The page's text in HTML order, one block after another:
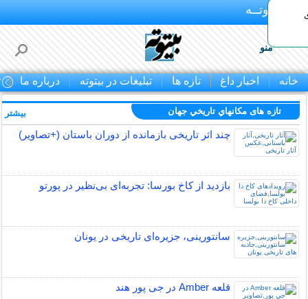
بـیتوتــه
منو
خانه اخبار داغ تازه ها تبلیغات در بیتوته درباره ما
تازه های مكانهاي تاريخي جهان
چند اثر تاریخی بازمانده از دوران باستان (+تصاویر)
بازدید از کاخ بورسا: تجربه‌ای بی‌نظیر در پورتو
سانتورینی، جزیره‌ای تاریخی در یونان
قلعه Amber در جی پور هند
بیشتر